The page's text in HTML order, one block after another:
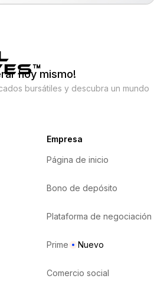
hoy mismo!
bursátiles y descubra un mundo
Empresa
Página de inicio
Bono de depósito
Plataforma de negociación
Prime Nuevo
Comercio social